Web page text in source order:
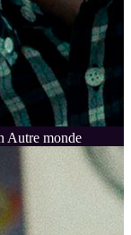
Autre monde